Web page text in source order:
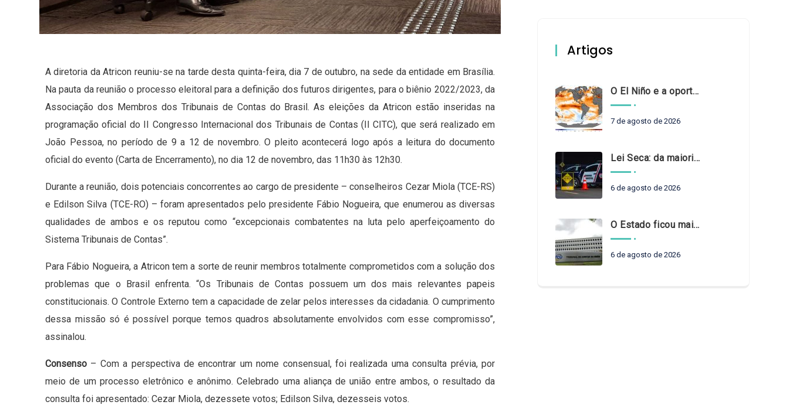
A diretoria da Atricon reuniu-se na tarde desta quinta-feira, dia 7 de outubro, na sede da entidade em Brasília.
Na pauta da reunião o processo eleitoral para a definição dos futuros dirigentes, para o biênio 2022/2023, da
Associação dos Membros dos Tribunais de Contas do Brasil. As eleições da Atricon estão inseridas na
programação oficial do II Congresso Internacional dos Tribunais de Contas (II CITC), que será realizado em
João Pessoa, no período de 9 a 12 de novembro. O pleito acontecerá logo após a leitura do documento
oficial do evento (Carta de Encerramento), no dia 12 de novembro, das 11h30 às 12h30.
Durante a reunião, dois potenciais concorrentes ao cargo de presidente – conselheiros Cezar Miola (TCE-RS)
e Edilson Silva (TCE-RO) – foram apresentados pelo presidente Fábio Nogueira, que enumerou as diversas
qualidades de ambos e os reputou como “excepcionais combatentes na luta pelo aperfeiçoamento do
Sistema Tribunais de Contas”.
Para Fábio Nogueira, a Atricon tem a sorte de reunir membros totalmente comprometidos com a solução dos
problemas que o Brasil enfrenta. “Os Tribunais de Contas possuem um dos mais relevantes papeis
constitucionais. O Controle Externo tem a capacidade de zelar pelos interesses da cidadania. O cumprimento
dessa missão só é possível porque temos quadros absolutamente envolvidos com esse compromisso”,
assinalou.
Consenso – Com a perspectiva de encontrar um nome consensual, foi realizada uma consulta prévia, por
meio de um processo eletrônico e anônimo. Celebrado uma aliança de união entre ambos, o resultado da
consulta foi apresentado: Cezar Miola, dezessete votos; Edilson Silva, dezesseis votos.
Artigos
O El Niño e a oportunidade de fortalecer o controle externo das políticas climáticas
7 de agosto de 2026
Lei Seca: da maioridade à maturidade
6 de agosto de 2026
O Estado ficou mais complexo. O controle precisa acompanhar
6 de agosto de 2026